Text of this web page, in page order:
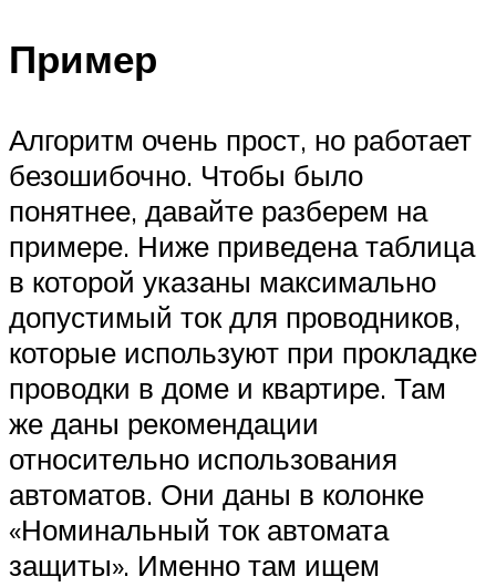
Пример
Алгоритм очень прост, но работает
безошибочно. Чтобы было
понятнее, давайте разберем на
примере. Ниже приведена таблица
в которой указаны максимально
допустимый ток для проводников,
которые используют при прокладке
проводки в доме и квартире. Там
же даны рекомендации
относительно использования
автоматов. Они даны в колонке
«Номинальный ток автомата
защиты». Именно там ищем